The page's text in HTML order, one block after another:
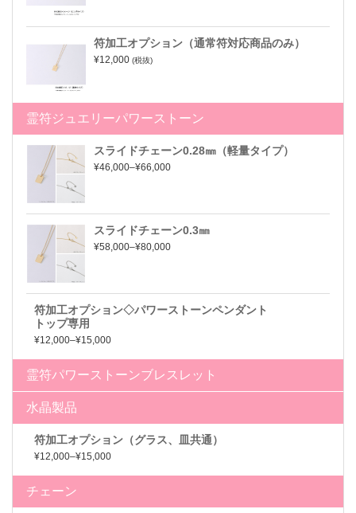
符加工オプション（通常符対応商品のみ）
¥12,000 (税抜)
霊符ジュエリーパワーストーン
スライドチェーン0.28㎜（軽量タイプ）
¥46,000–¥66,000
スライドチェーン0.3㎜
¥58,000–¥80,000
符加工オプション◇パワーストーンペンダント
トップ専用
¥12,000–¥15,000
霊符パワーストーンブレスレット
水晶製品
符加工オプション（グラス、皿共通）
¥12,000–¥15,000
チェーン